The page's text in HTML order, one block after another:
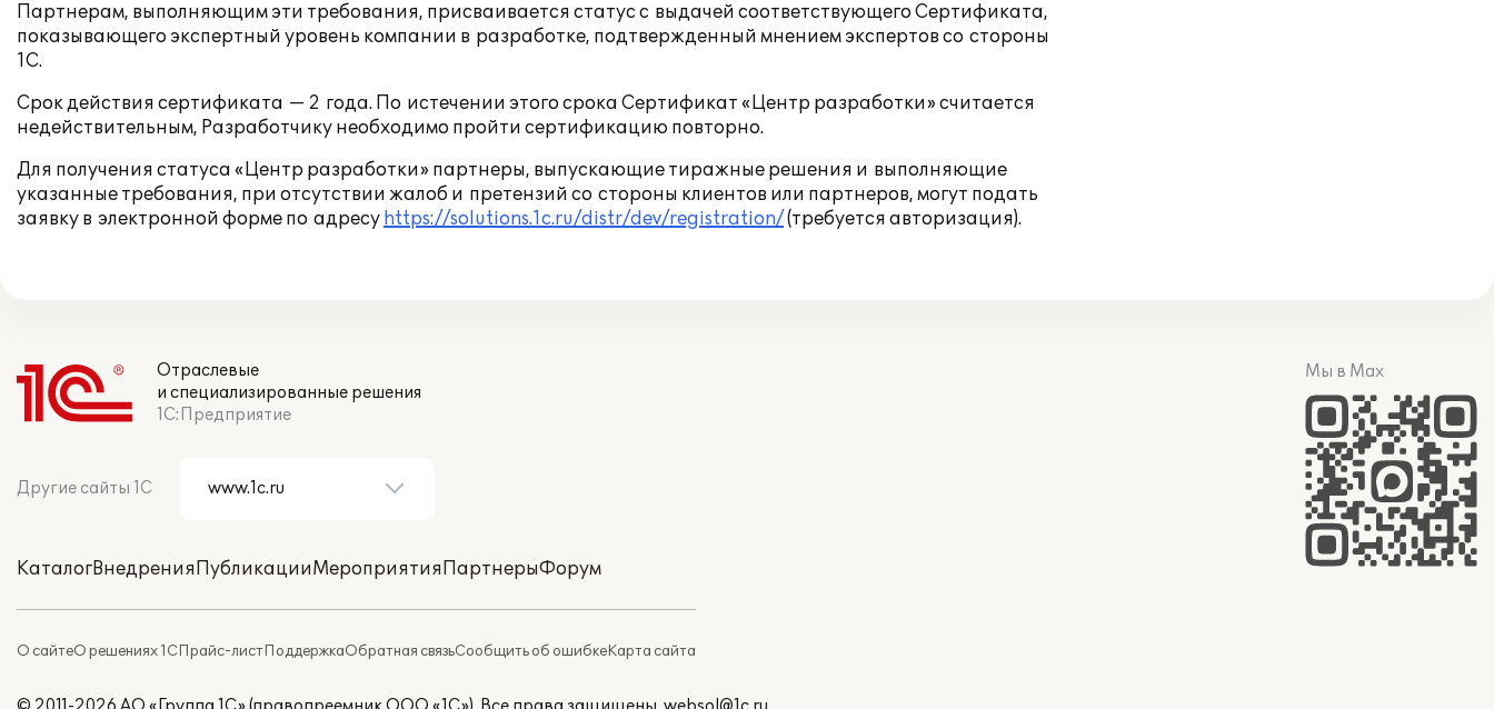
Партнерам, выполняющим эти требования, присваивается статус с выдачей соответствующего Сертификата,
показывающего экспертный уровень компании в разработке, подтвержденный мнением экспертов со стороны
1С.
Срок действия сертификата — 2 года. По истечении этого срока Сертификат «Центр разработки» считается
недействительным, Разработчику необходимо пройти сертификацию повторно.
Для получения статуса «Центр разработки» партнеры, выпускающие тиражные решения и выполняющие
указанные требования, при отсутствии жалоб и претензий со стороны клиентов или партнеров, могут подать
заявку в электронной форме по адресу https://solutions.1c.ru/distr/dev/registration/(требуется авторизация).
Отраслевые
и специализированные решения
1С:Предприятие
Другие сайты 1С
КаталогВнедренияПубликацииМероприятияПартнерыФорум
О сайтеО решениях 1СПрайс-листПоддержкаОбратная связьСообщить об ошибкеКарта сайта
Мы в Max